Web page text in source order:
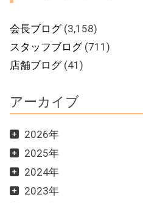
会長ブログ(3,158)
スタッフブログ(711)
店舗ブログ(41)
アーカイブ
2026年
2025年
2024年
2023年